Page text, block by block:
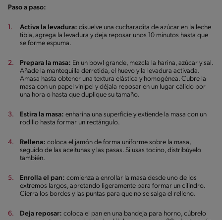
Paso a paso:
Activa la levadura: disuelve una cucharadita de azúcar en la leche
tibia, agrega la levadura y deja reposar unos 10 minutos hasta que
se forme espuma.
Prepara la masa: En un bowl grande, mezcla la harina, azúcar y sal.
Añade la mantequilla derretida, el huevo y la levadura activada.
Amasa hasta obtener una textura elástica y homogénea. Cubre la
masa con un papel vinipel y déjala reposar en un lugar cálido por
una hora o hasta que duplique su tamaño.
Estira la masa: enharina una superficie y extiende la masa con un
rodillo hasta formar un rectángulo.
Rellena: coloca el jamón de forma uniforme sobre la masa,
seguido de las aceitunas y las pasas. Si usas tocino, distribúyelo
también.
Enrolla el pan: comienza a enrollar la masa desde uno de los
extremos largos, apretando ligeramente para formar un cilindro.
Cierra los bordes y las puntas para que no se salga el relleno.
Deja reposar: coloca el pan en una bandeja para horno, cúbrelo